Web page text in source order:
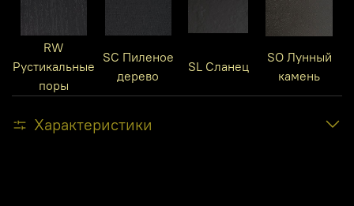
RW
Рустикальные
поры
SC Пиленое
дерево
SL Сланец
SO Лунный
камень
Характеристики